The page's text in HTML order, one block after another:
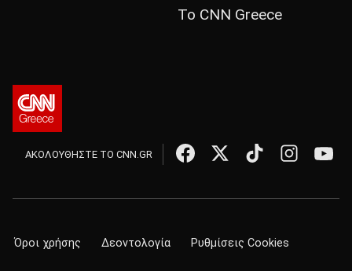
Το CNN Greece
ΑΚΟΛΟΥΘΗΣΤΕ ΤΟ CNN.GR
Όροι χρήσης Δεοντολογία Ρυθμίσεις Cookies